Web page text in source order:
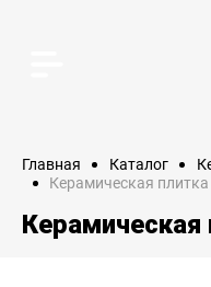
Главная Каталог
Керамическая плитка
Керамическая